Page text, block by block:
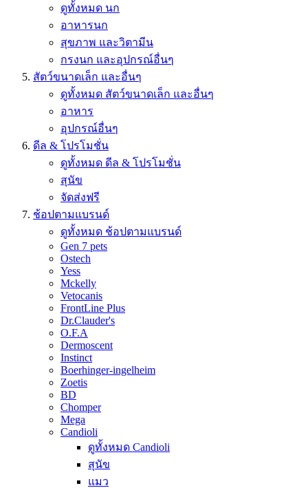
ดูทั้งหมด นก
อาหารนก
สุขภาพ และวิตามีน
กรงนก และอุปกรณ์อื่นๆ
สัตว์ขนาดเล็ก และอื่นๆ
ดูทั้งหมด สัตว์ขนาดเล็ก และอื่นๆ
อาหาร
อุปกรณ์อื่นๆ
ดีล & โปรโมชั่น
ดูทั้งหมด ดีล & โปรโมชั่น
สุนัข
จัดส่งฟรี
ช้อปตามแบรนด์
ดูทั้งหมด ช้อปตามแบรนด์
Gen 7 pets
Ostech
Yess
Mckelly
Vetocanis
FrontLine Plus
Dr.Clauder's
O.F.A
Dermoscent
Instinct
Boerhinger-ingelheim
Zoetis
BD
Chomper
Mega
Candioli
ดูทั้งหมด Candioli
สุนัข
แมว